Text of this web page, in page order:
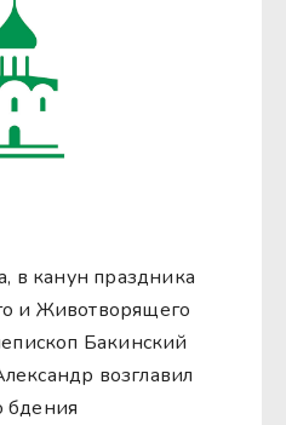
в канун праздника
и Животворящего
Бакинский
возглавил
бдения